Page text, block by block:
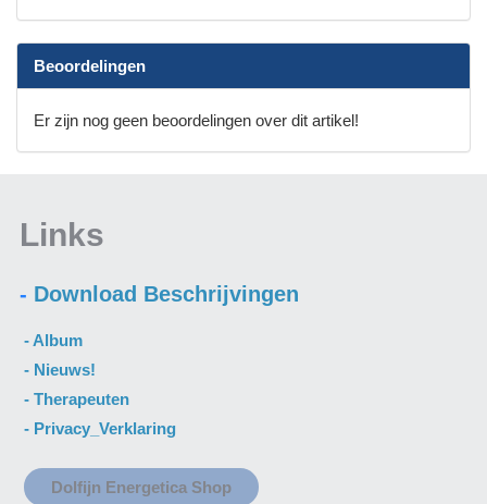
Beoordelingen
Er zijn nog geen beoordelingen over dit artikel!
Links
- Download Beschrijvingen
- Album
- Nieuws!
- Therapeuten
- Privacy_Verklaring
Dolfijn Energetica Shop